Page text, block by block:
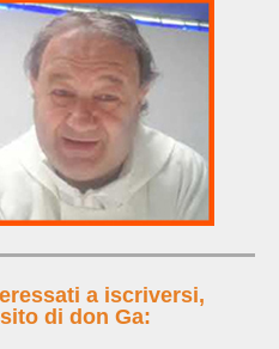
a iscriversi,
di don Ga: